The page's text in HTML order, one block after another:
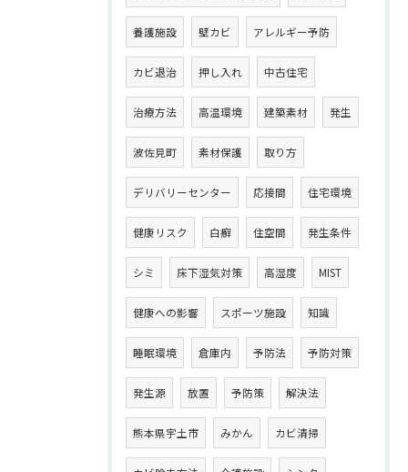
養護施設 壁カビ アレルギー予防
カビ退治 押し入れ 中古住宅
治療方法 高温環境 建築素材 発生
波佐見町 素材保護 取り方
デリバリーセンター 応接間 住宅環境
健康リスク 白癬 住空間 発生条件
シミ 床下湿気対策 高湿度 MIST
健康への影響 スポーツ施設 知識
睡眠環境 倉庫内 予防法 予防対策
発生源 放置 予防策 解決法
熊本県宇土市 みかん カビ清掃